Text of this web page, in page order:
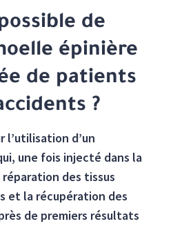
de
épinière
de patients
?
l’utilisation d’un
une fois injecté dans la
des tissus
et la récupération des
de premiers résultats